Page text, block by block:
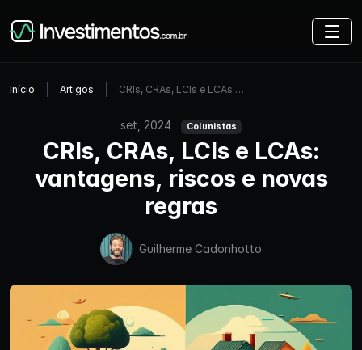
Início Artigos CRIs, CRAs, LCIs e LCAs:…
set, 2024 Colunistas
CRIs, CRAs, LCIs e LCAs:
vantagens, riscos e novas
regras
Guilherme Cadonhotto